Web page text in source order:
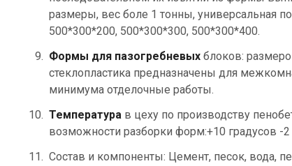
размеры, вес боле 1 тонны, универсальная
500*300*200, 500*300*300, 500*300*400.
Формы для пазогребневых блоков:
стеклопластика предназначены для
минимума отделочные работы.
Температура в цеху по производству
возможности разборки форм:+10 градусов -
Состав и компоненты: Цемент, песок, вода,